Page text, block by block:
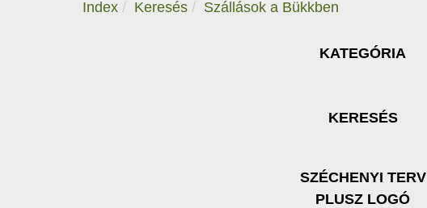
Index Keresés Szállások a Bükkben
KATEGÓRIA
KERESÉS
SZÉCHENYI TERV
PLUSZ LOGÓ